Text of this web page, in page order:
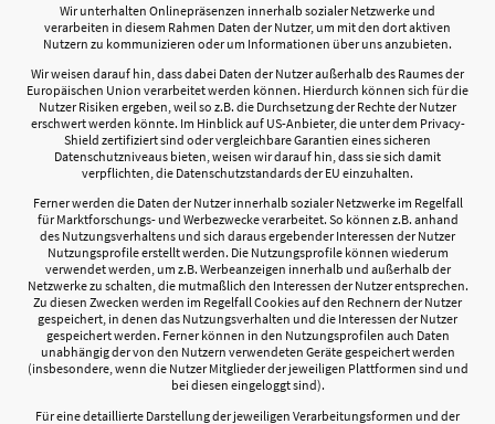
Wir unterhalten Onlinepräsenzen innerhalb sozialer Netzwerke und
verarbeiten in diesem Rahmen Daten der Nutzer, um mit den dort aktiven
Nutzern zu kommunizieren oder um Informationen über uns anzubieten.
Wir weisen darauf hin, dass dabei Daten der Nutzer außerhalb des Raumes der
Europäischen Union verarbeitet werden können. Hierdurch können sich für die
Nutzer Risiken ergeben, weil so z.B. die Durchsetzung der Rechte der Nutzer
erschwert werden könnte. Im Hinblick auf US-Anbieter, die unter dem Privacy-
Shield zertifiziert sind oder vergleichbare Garantien eines sicheren
Datenschutzniveaus bieten, weisen wir darauf hin, dass sie sich damit
verpflichten, die Datenschutzstandards der EU einzuhalten.
Ferner werden die Daten der Nutzer innerhalb sozialer Netzwerke im Regelfall
für Marktforschungs- und Werbezwecke verarbeitet. So können z.B. anhand
des Nutzungsverhaltens und sich daraus ergebender Interessen der Nutzer
Nutzungsprofile erstellt werden. Die Nutzungsprofile können wiederum
verwendet werden, um z.B. Werbeanzeigen innerhalb und außerhalb der
Netzwerke zu schalten, die mutmaßlich den Interessen der Nutzer entsprechen.
Zu diesen Zwecken werden im Regelfall Cookies auf den Rechnern der Nutzer
gespeichert, in denen das Nutzungsverhalten und die Interessen der Nutzer
gespeichert werden. Ferner können in den Nutzungsprofilen auch Daten
unabhängig der von den Nutzern verwendeten Geräte gespeichert werden
(insbesondere, wenn die Nutzer Mitglieder der jeweiligen Plattformen sind und
bei diesen eingeloggt sind).
Für eine detaillierte Darstellung der jeweiligen Verarbeitungsformen und der